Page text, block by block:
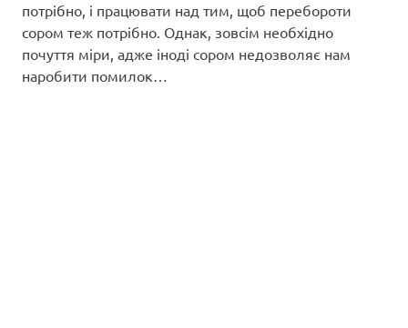
потрібно, і працювати над тим, щоб перебороти
сором теж потрібно. Однак, зовсім необхідно
почуття міри, адже іноді сором недозволяє нам
наробити помилок…